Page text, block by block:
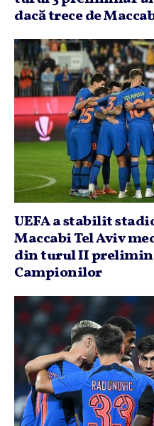
dacă trece de
UEFA a stabilit
Maccabi Tel Aviv
din turul II
Campionilor